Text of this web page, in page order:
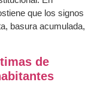
que los signos
basura acumulada,
de